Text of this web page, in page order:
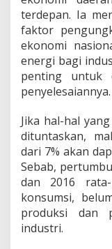
terdepan. Ia
faktor
ekonomi
energi bagi
penting untuk
penyelesaiannya.
Jika hal-hal
dituntaskan,
dari 7% akan
Sebab,
dan 2016
konsumsi,
produksi dan
industri.